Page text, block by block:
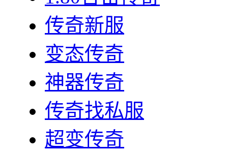
传奇新服
变态传奇
神器传奇
传奇找私服
超变传奇